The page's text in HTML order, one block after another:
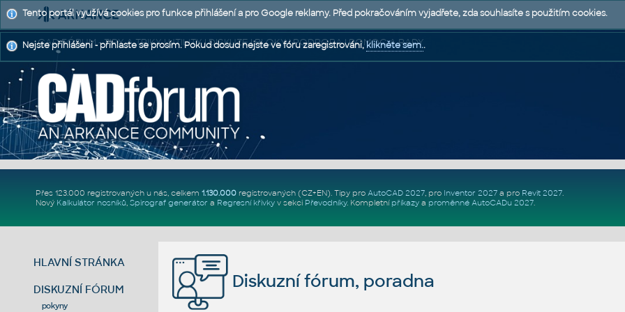
CAD FÓRUM - TIPY A TRIKY | UTILITY | DISKUZE | BLOKY | PODPORA | POMOC A RADY
Přes 123.000 registrovaných u nás, celkem 1.130.000registrovaných (CZ+EN). Tipy pro AutoCAD 2027, pro Inventor 2027a pro Revit 2027.
Nový Kalkulátor nosníků, Spirograf generátor a Regresní křivkyv sekci Převodníky. Kompletní příkazya proměnné AutoCADu 2027.
HLAVNÍ STRÁNKA
DISKUZNÍ FÓRUM
pokyny
Diskuzní fórum, poradna
Tento portál využívá cookies pro funkce přihlášení a pro Google reklamy. Před pokračováním vyjadřete, zda souhlasíte s použitím cookies.
Nejste přihlášeni - přihlaste se prosím. Pokud dosud nejste ve fóru zaregistrováni,klikněte sem..